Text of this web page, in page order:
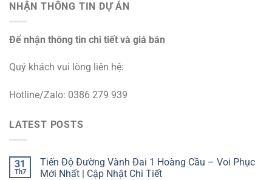
NHẬN THÔNG TIN DỰ ÁN
Để nhận thông tin chi tiết và giá bán
Quý khách vui lòng liên hệ:
Hotline/Zalo: 0386 279 939
LATEST POSTS
31
Th7
Tiến Độ Đường Vành Đai 1 Hoàng Cầu – Voi Phục
Mới Nhất | Cập Nhật Chi Tiết